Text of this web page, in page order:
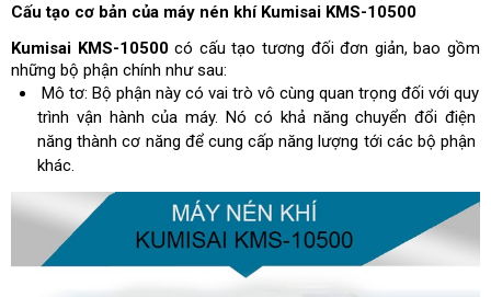
Cấu tạo cơ bản của máy nén khí Kumisai KMS-10500
Kumisai KMS-10500 có cấu tạo tương đối đơn giản, bao gồm
những bộ phận chính như sau:
Mô tơ: Bộ phận này có vai trò vô cùng quan trọng đối với quy
trình vận hành của máy. Nó có khả năng chuyển đổi điện
năng thành cơ năng để cung cấp năng lượng tới các bộ phận
khác.